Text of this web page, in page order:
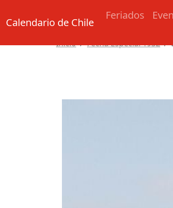
Calendario de Chile
Feriados
Inicio Fecha Especial 1932